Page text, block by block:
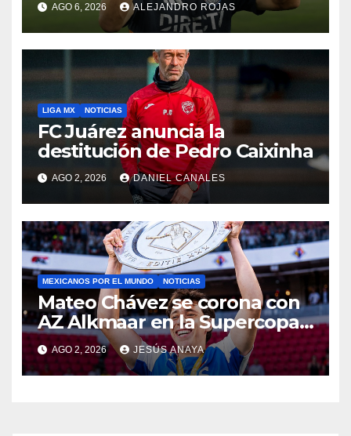
AGO 6, 2026 ALEJANDRO ROJAS
LIGA MX NOTICIAS
FC Juárez anuncia la
destitución de Pedro Caixinha
AGO 2, 2026 DANIEL CANALES
MEXICANOS POR EL MUNDO NOTICIAS
Mateo Chávez se corona con
AZ Alkmaar en la Supercopa
de Países Bajos
AGO 2, 2026 JESÚS ANAYA